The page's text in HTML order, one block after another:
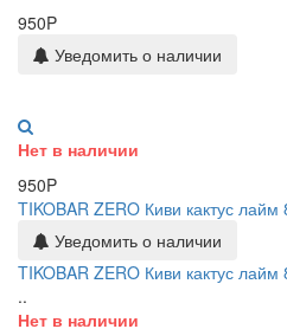
950P
Уведомить о наличии
Нет в наличии
950P
TIKOBAR ZERO Киви кактус лайм
Уведомить о наличии
TIKOBAR ZERO Киви кактус лайм
..
Нет в наличии